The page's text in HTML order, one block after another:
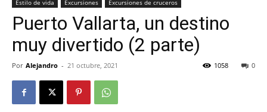
Estilo de vida Excursiones Excursiones de cruceros
Puerto Vallarta, un destino
muy divertido (2 parte)
Por Alejandro - 21 octubre, 2021 0
1058